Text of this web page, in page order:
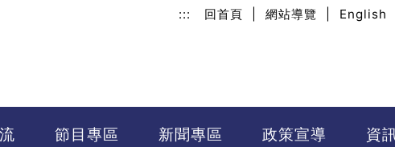
::: 回首頁 網站導覽 English
節目專區 新聞專區 政策宣導 資